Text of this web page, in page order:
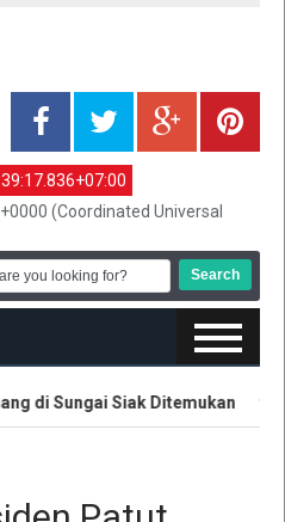
(Coordinated Universal
di Sungai Siak Ditemukan